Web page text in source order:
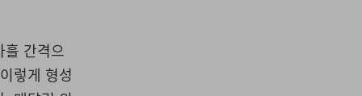
흘 간격으
렇게 형성